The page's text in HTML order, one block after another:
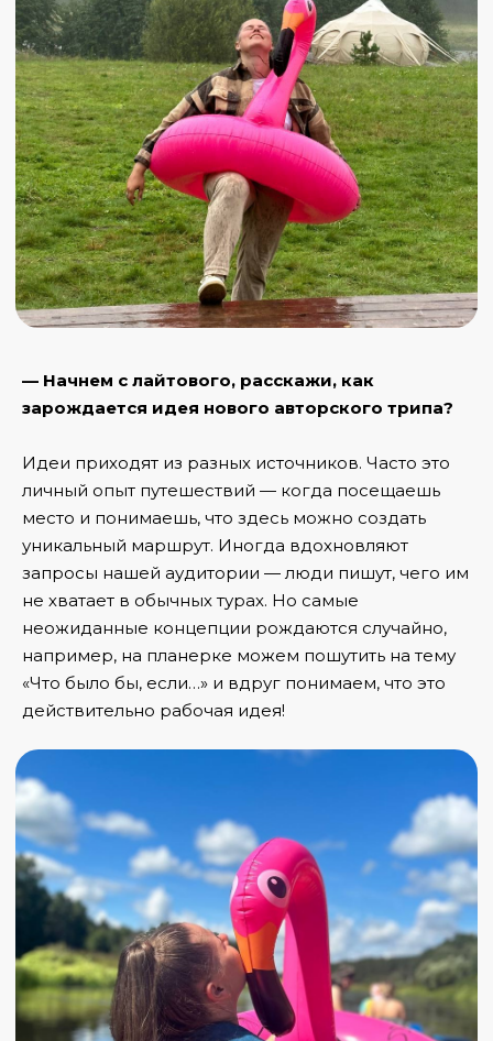
— Начнем с лайтового, расскажи, как
зарождается идея нового авторского трипа?
Идеи приходят из разных источников. Часто это
личный опыт путешествий — когда посещаешь
место и понимаешь, что здесь можно создать
уникальный маршрут. Иногда вдохновляют
запросы нашей аудитории — люди пишут, чего им
не хватает в обычных турах. Но самые
неожиданные концепции рождаются случайно,
например, на планерке можем пошутить на тему
«Что было бы, если…» и вдруг понимаем, что это
действительно рабочая идея!